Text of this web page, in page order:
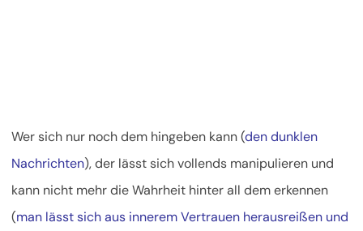
Wer sich nur noch dem hingeben kann (den dunklen
Nachrichten), der lässt sich vollends manipulieren und
kann nicht mehr die Wahrheit hinter all dem erkennen
(man lässt sich aus innerem Vertrauen herausreißen und